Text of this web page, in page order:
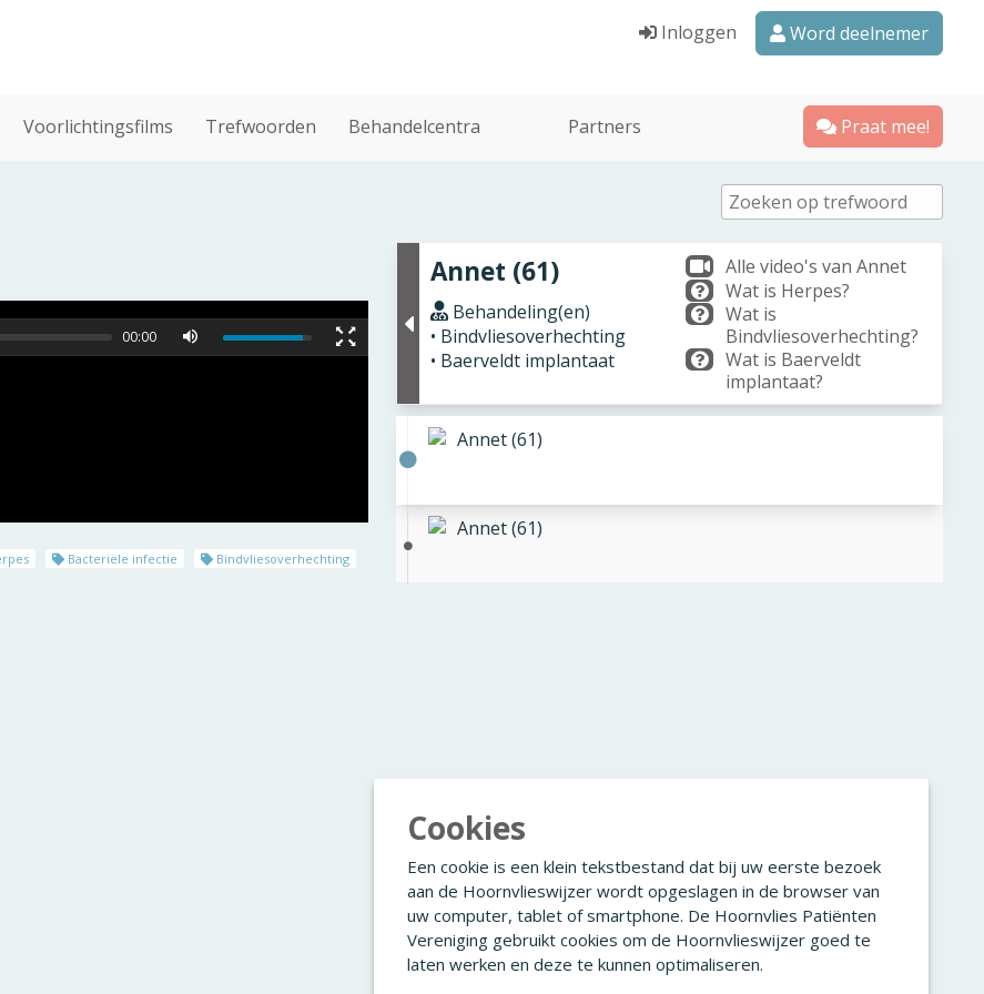
Inloggen Word deelnemer
Voorlichtingsfilms Trefwoorden Behandelcentra Partners Praat mee!
00:00
Bacteriële infectie
Bindvliesoverhechting
Annet (61)
Behandeling(en)
• Bindvliesoverhechting
• Baerveldt implantaat
Alle video's van Annet
Wat is Herpes?
Wat is
Bindvliesoverhechting?
Wat is Baerveldt
implantaat?
Annet (61)
Annet (61)
Cookies
Een cookie is een klein tekstbestand dat bij uw eerste bezoek
aan de Hoornvlieswijzer wordt opgeslagen in de browser van
uw computer, tablet of smartphone. De Hoornvlies Patiënten
Vereniging gebruikt cookies om de Hoornvlieswijzer goed te
laten werken en deze te kunnen optimaliseren.